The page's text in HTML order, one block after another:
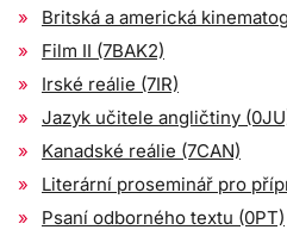
Britská a americká
Film II (7BAK2)
Irské reálie (7IR)
Jazyk učitele angličtiny
Kanadské reálie (7CAN)
Literární proseminář pro
Psaní odborného textu (0PT)